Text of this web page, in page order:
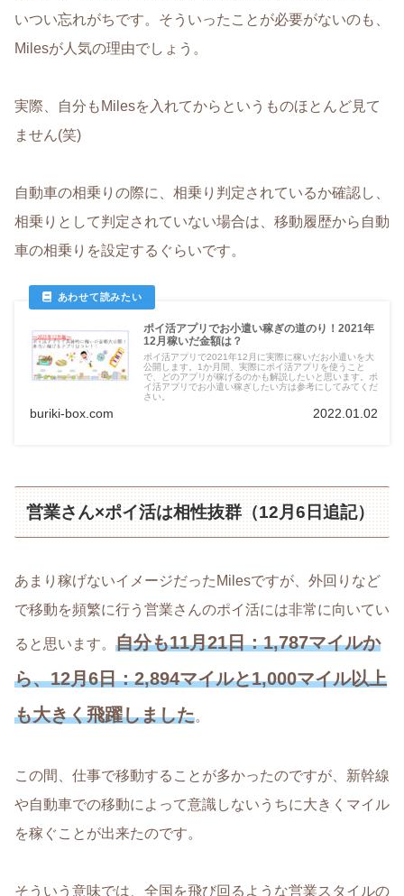
いつい忘れがちです。そういったことが必要がないのも、
Milesが人気の理由でしょう。
実際、自分もMilesを入れてからというものほとんど見て
ません(笑)
自動車の相乗りの際に、相乗り判定されているか確認し、
相乗りとして判定されていない場合は、移動履歴から自動
車の相乗りを設定するぐらいです。
ポイ活アプリでお小遣い稼ぎの道のり！2021年
12月稼いだ金額は？
ポイ活アプリで2021年12月に実際に稼いだお小遣いを大
公開します。1か月間、実際にポイ活アプリを使うこと
で、どのアプリが稼げるのかも解説したいと思います。ポ
イ活アプリでお小遣い稼ぎしたい方は参考にしてみてくだ
さい。
buriki-box.com 2022.01.02
営業さん×ポイ活は相性抜群（12月6日追記）
あまり稼げないイメージだったMilesですが、外回りなど
で移動を頻繁に行う営業さんのポイ活には非常に向いてい
ると思います。 自分も11月21日：1,787マイルか
ら、12月6日：2,894マイルと1,000マイル以上
も大きく飛躍しました。
この間、仕事で移動することが多かったのですが、新幹線
や自動車での移動によって意識しないうちに大きくマイル
を稼ぐことが出来たのです。
そういう意味では、全国を飛び回るような営業スタイルの